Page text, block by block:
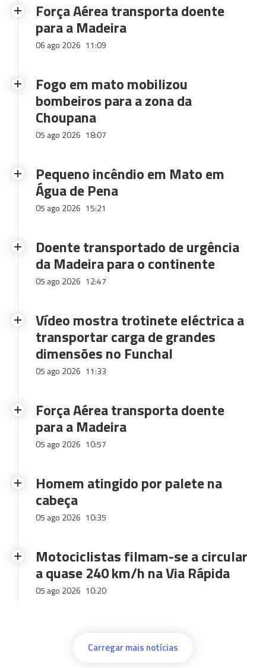
Força Aérea transporta doente
para a Madeira
06 ago 2026 11:09
Fogo em mato mobilizou
bombeiros para a zona da
Choupana
05 ago 2026 18:07
Pequeno incêndio em Mato em
Água de Pena
05 ago 2026 15:21
Doente transportado de urgência
da Madeira para o continente
05 ago 2026 12:47
Vídeo mostra trotinete eléctrica a
transportar carga de grandes
dimensões no Funchal
05 ago 2026 11:33
Força Aérea transporta doente
para a Madeira
05 ago 2026 10:57
Homem atingido por palete na
cabeça
05 ago 2026 10:35
Motociclistas filmam-se a circular
a quase 240 km/h na Via Rápida
05 ago 2026 10:20
Carregar mais notícias